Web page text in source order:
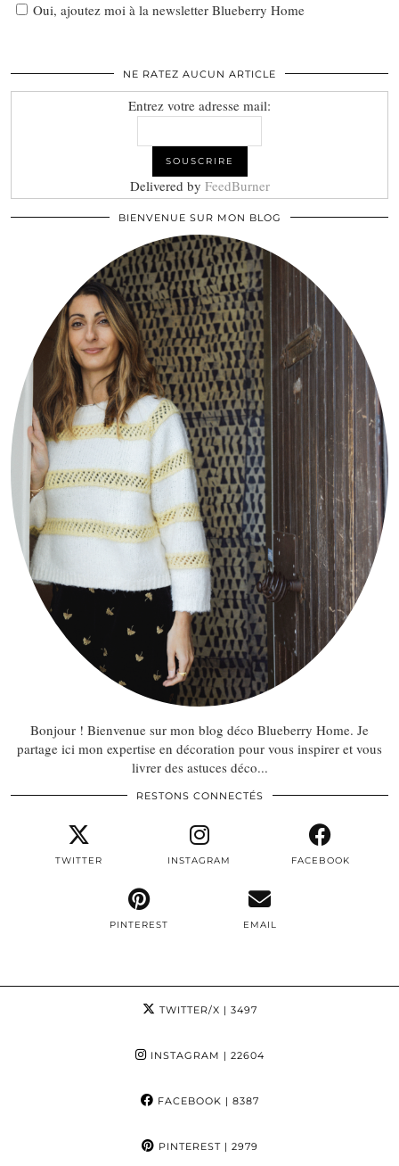
Oui, ajoutez moi à la newsletter Blueberry Home
NE RATEZ AUCUN ARTICLE
Entrez votre adresse mail:
Delivered by FeedBurner
BIENVENUE SUR MON BLOG
Bonjour ! Bienvenue sur mon blog déco Blueberry Home. Je
partage ici mon expertise en décoration pour vous inspirer et vous
livrer des astuces déco...
RESTONS CONNECTÉS
TWITTER INSTAGRAM FACEBOOK
PINTEREST EMAIL
TWITTER/X | 3497
INSTAGRAM | 22604
FACEBOOK | 8387
PINTEREST| 2979